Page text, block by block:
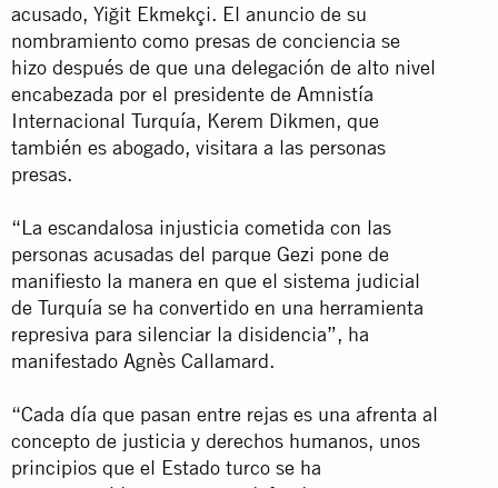
acusado, Yiğit Ekmekçi. El anuncio de su
nombramiento como presas de conciencia se
hizo después de que una delegación de alto nivel
encabezada por el presidente de Amnistía
Internacional Turquía, Kerem Dikmen, que
también es abogado, visitara a las personas
presas.
“La escandalosa injusticia cometida con las
personas acusadas del parque Gezi pone de
manifiesto la manera en que el sistema judicial
de Turquía se ha convertido en una herramienta
represiva para silenciar la disidencia”, ha
manifestado Agnès Callamard.
“Cada día que pasan entre rejas es una afrenta al
concepto de justicia y derechos humanos, unos
principios que el Estado turco se ha